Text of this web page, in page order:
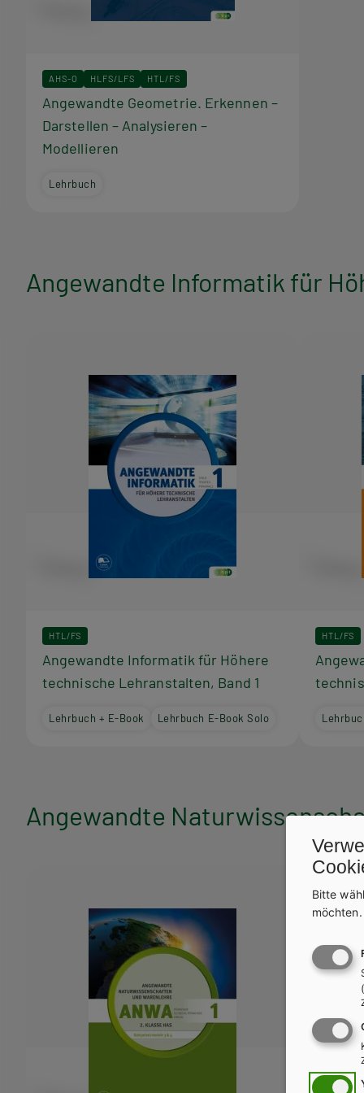
a
m
m
AHS-O HLFS/LFS HTL/FS
Angewandte Geometrie. Erkennen –
Darstellen – Analysieren –
Modellieren
Lehrbuch
Angewandte Informatik für
HTL/FS
Angewandte Informatik für Höhere
technische Lehranstalten, Band 1
Lehrbuch + E-Book Lehrbuch E-Book Solo
HTL/FS
Angewandte
Bitte
möchten.